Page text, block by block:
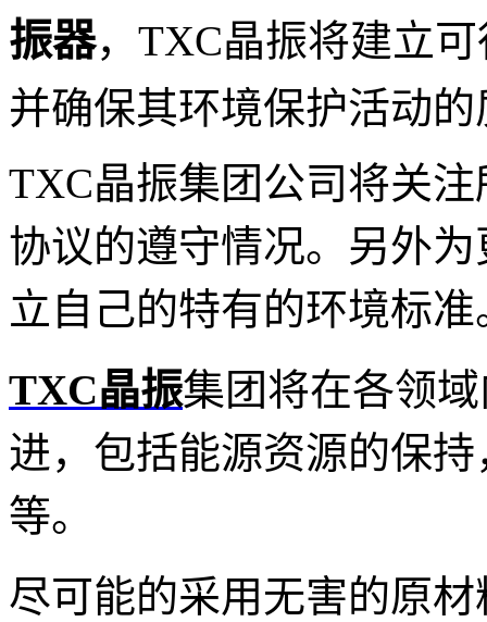
振器， TXC晶振将建立
并确保其环境保护活动的
TXC晶振集团公司将关
协议的遵守情况。另外
立自己的特有的环境标准
TXC晶振集团将在各领
进，包括能源资源的保
等。
尽可能的采用无害的原